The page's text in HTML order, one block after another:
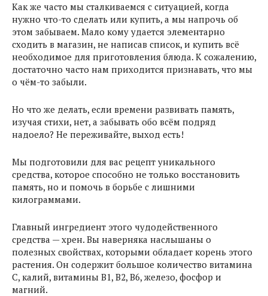
Как же часто мы сталкиваемся с ситуацией, когда
нужно что-то сделать или купить, а мы напрочь об
этом забываем. Мало кому удается элементарно
сходить в магазин, не написав список, и купить всё
необходимое для приготовления блюда. К сожалению,
достаточно часто нам приходится признавать, что мы
о чём-то забыли.
Но что же делать, если времени развивать память,
изучая стихи, нет, а забывать обо всём подряд
надоело? Не переживайте, выход есть!
Мы подготовили для вас рецепт уникального
средства, которое способно не только восстановить
память, но и помочь в борьбе с лишними
килограммами.
Главный ингредиент этого чудодейственного
средства — хрен. Вы наверняка наслышаны о
полезных свойствах, которыми обладает корень этого
растения. Он содержит большое количество витамина
С, калий, витамины В1, В2, В6, железо, фосфор и
магний.